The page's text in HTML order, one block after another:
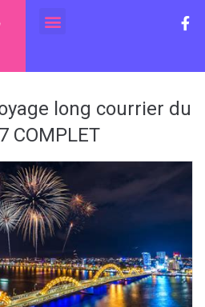
long courrier du
COMPLET